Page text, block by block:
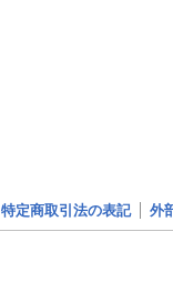
特定商取引法の表記 外